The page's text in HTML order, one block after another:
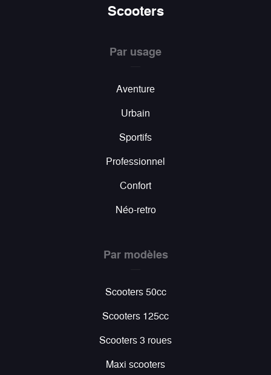
Scooters
Par usage
Aventure
Urbain
Sportifs
Professionnel
Confort
Néo-retro
Par modèles
Scooters 50cc
Scooters 125cc
Scooters 3 roues
Maxi scooters